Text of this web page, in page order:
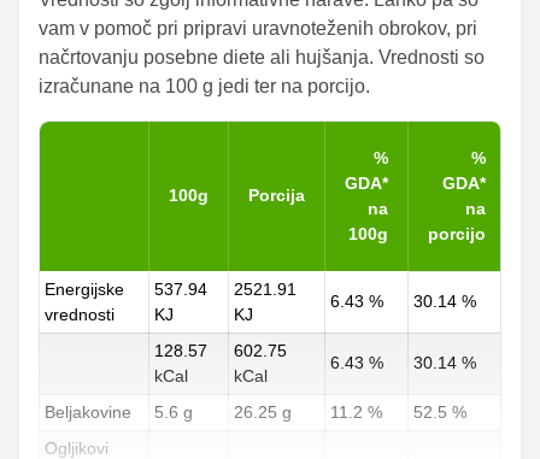
vam v pomoč pri pripravi uravnoteženih obrokov, pri
načrtovanju posebne diete ali hujšanja. Vrednosti so
izračunane na 100 g jedi ter na porcijo.
100g Porcija
%
GDA*
na
100g
%
GDA*
na
porcijo
Energijske
vrednosti
537.94
KJ
2521.91
KJ
6.43 % 30.14 %
128.57
kCal
602.75
kCal
6.43 % 30.14 %
Beljakovine 5.6 g 26.25 g 11.2 %
52.5 %
Ogljikovi